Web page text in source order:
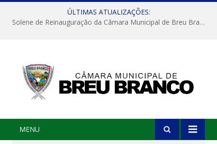
ÚLTIMAS ATUALIZAÇÕES:
Solene de Reinauguração da Câmara Municipal de Breu Branco
MENU